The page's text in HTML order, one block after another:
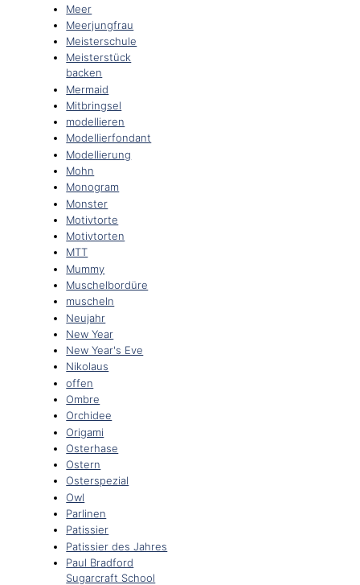
Meer
Meerjungfrau
Meisterschule
Meisterstück
backen
Mermaid
Mitbringsel
modellieren
Modellierfondant
Modellierung
Mohn
Monogram
Monster
Motivtorte
Motivtorten
MTT
Mummy
Muschelbordüre
muscheln
Neujahr
New Year
New Year's Eve
Nikolaus
offen
Ombre
Orchidee
Origami
Osterhase
Ostern
Osterspezial
Owl
Parlinen
Patissier
Patissier des Jahres
Paul Bradford
Sugarcraft School